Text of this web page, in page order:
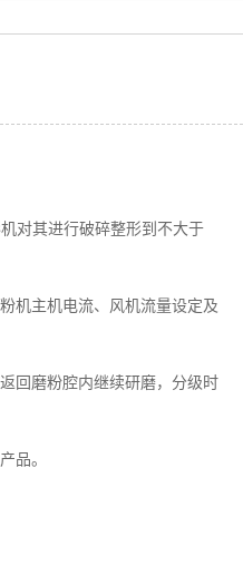
对其进行破碎整形到不大于
机主机电流、风机流量设定及
粉腔内继续研磨，分级时
。